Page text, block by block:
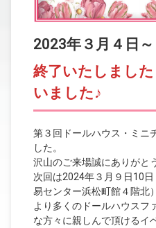
2023年３月４日
終了いたしまし
いました♪
第３回ドールハウス・ミニ
した。
沢山のご来場誠にありがと
次回は2024年３月９日10日
易センター浜松町館４階北
より多くのドールハウスフ
な方々に親しんで頂けるイ